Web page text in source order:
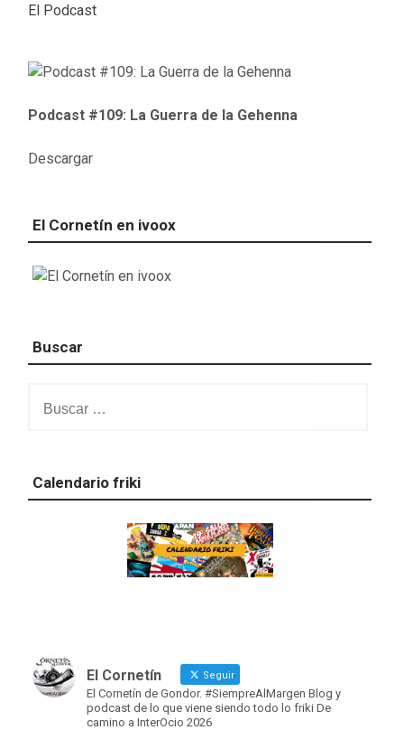
El Podcast
Podcast #109: La Guerra de la Gehenna
Descargar
El Cornetín en ivoox
Buscar
Calendario friki
El Cornetín Seguir
El Cornetín de Gondor. #SiempreAlMargen Blog y
podcast de lo que viene siendo todo lo friki De
camino a InterOcio 2026